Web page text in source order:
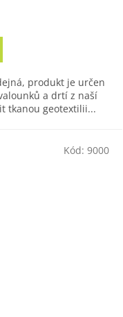
produkt je určen
a drtí z naší
tkanou geotextilii...
Kód: 9000